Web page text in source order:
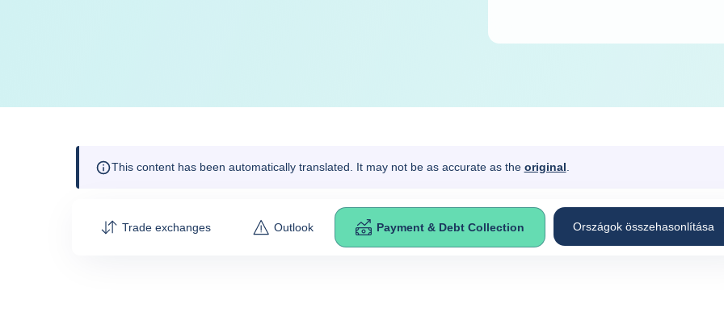
This content has been automatically translated. It may not be as accurate as the original
Trade exchanges Outlook Payment & Debt Collection Országok összehasonlítása